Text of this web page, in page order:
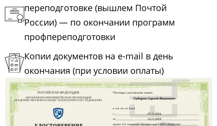
переподготовке (вышлем Почтой
России) — по окончании программ
профпереподготовки
Копии документов на e-mail в день
окончания (при условии оплаты)